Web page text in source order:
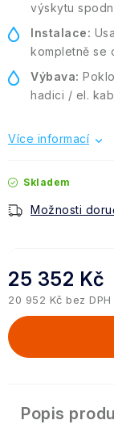
výskytu
Instalace:
kompletně se
Výbava:
hadici / el.
Více informací
Skladem
Možnosti
25 352 Kč
20 952 Kč bez DPH
Měrná cena:
Popis